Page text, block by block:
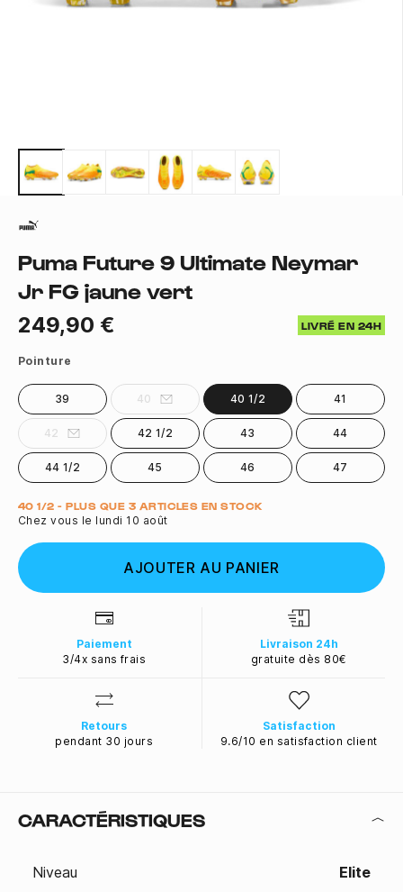
Puma Future 9 Ultimate Neymar
Jr FG jaune vert
249,90 € LIVRÉ EN 24H
Pointure
39 40 40 1/2 41
42 42 1/2 43 44
44 1/2 45 46 47
Quantité
40 1/2 - PLUS QUE 3 ARTICLES EN STOCK
Chez vous le lundi 10 août
AJOUTER AU PANIER
Paiement
3/4x sans frais
Livraison 24h
gratuite dès 80€
Retours
pendant 30 jours
Satisfaction
9.6/10 en satisfaction client
CARACTÉRISTIQUES
Niveau Elite